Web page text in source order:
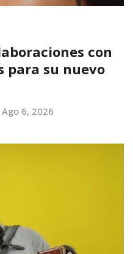
con
para su nuevo
Ago 6, 2026